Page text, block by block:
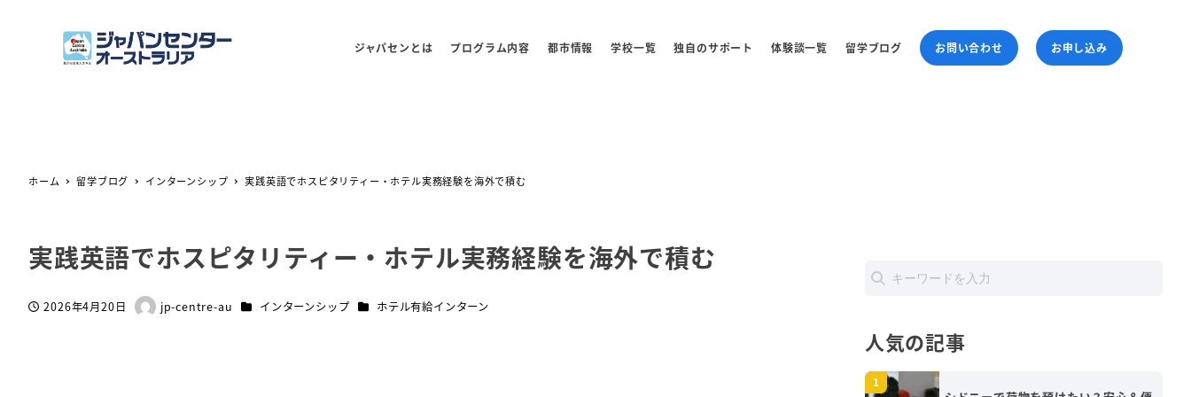
ジャパセンとは プログラム内容 都市情報 学校一覧 独自のサポート 体験談一覧 留学ブログ お問い合わせ お申し込み
ホーム 留学ブログ インターンシップ 実践英語でホスピタリティー・ホテル実務経験を海外で積む
実践英語でホスピタリティー・ホテル実務経験を海外で積む
投稿日2026年4月20日
著
jp-centre-au カテゴリー
インターンシップ カテゴリー
ホテル有給インターン
人気の記事